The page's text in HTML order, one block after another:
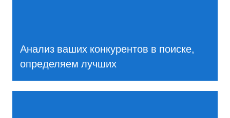
Анализ ваших конкурентов в поиске,
определяем лучших